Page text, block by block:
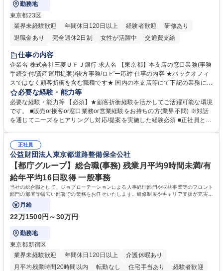
勤務地
東京都23区
業界未経験歓迎
年間休日120日以上 経験者歓迎
研修あり
退職金あり
完全週休2日制 女性が活躍中
交通費支給
土日祝休み
仕事の内容
企業名 株式会社三菱ＵＦＪ銀行 求人名 【東京都】本支店の窓口業務(事務
手続受付/資産運用提案)/後方事務/ロビー応対 仕事の内容 ★バックオフィ
スではなく顧客折衝を含む職種です★ 国内の本支店等にて下記の業務に従
事していただきます。 ■窓口/後方/ロビーにて事務手続等の受付・オペレ
ーション、お客様対応 ■窓口にて、ご来店された個人のお客様に対して金
融商品のご提案 ■効率的な事務運用の検討・構築等 ≪業務紹介：ご応募前
に必ずご覧ください≫ ※記事 https://www.mysite.bk.mufg.jp/career/circle/
必要な経験・能力等
必要な経験・能力等 【必須】★顧客折衝経験を活かしてご活躍可能な環境
です。 ■販売or接客or窓口業務or営業経験をお持ちの方(業界不問) ※対話
を通じてニーズをヒアリングし対応/提案を実施した経験必須 ■正社員とし
るので安心して入行いただけます。 幅広いキャリアの選択肢があり、公募
や社内副業等を活用し、 一人ひとりが挑戦できるカルチャーが浸透してい
ます。 学歴・資格 学歴：大学院 大学 高専 短大 専修学校 高校 語学力：
資格：
正社員
公益財団法人東京都道路整備保全公社
【都庁グループ】総合職(事務) 残業月平均9時間未満/有
給年平均16日取得 一般事務
当社の総合職として、ジョブローテーションによる人事経理部門や収益事業等のフロント
部門の部署等幅広い部署での業務をお任せいたします。研修制度やキャリア支援が充実し
ております！ ※下記業務詳細
月給
22万1500円～30万円
勤務地
東京都新宿区
業界未経験歓迎
年間休日120日以上
介護休暇あり
月平均残業時間20時間以内
転勤なし 住宅手当あり
経験者歓迎